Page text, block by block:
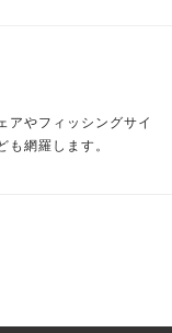
アやフィッシングサイ
も網羅します。